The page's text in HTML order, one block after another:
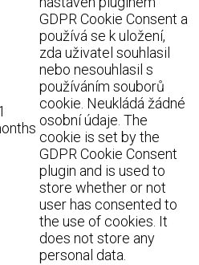
GDPR Cookie Consent a
používá se k uložení,
zda uživatel souhlasil
nebo nesouhlasil s
používáním souborů
cookie. Neukládá žádné
osobní údaje. The
cookie is set by the
GDPR Cookie Consent
plugin and is used to
store whether or not
user has consented to
the use of cookies. It
does not store any
personal data.